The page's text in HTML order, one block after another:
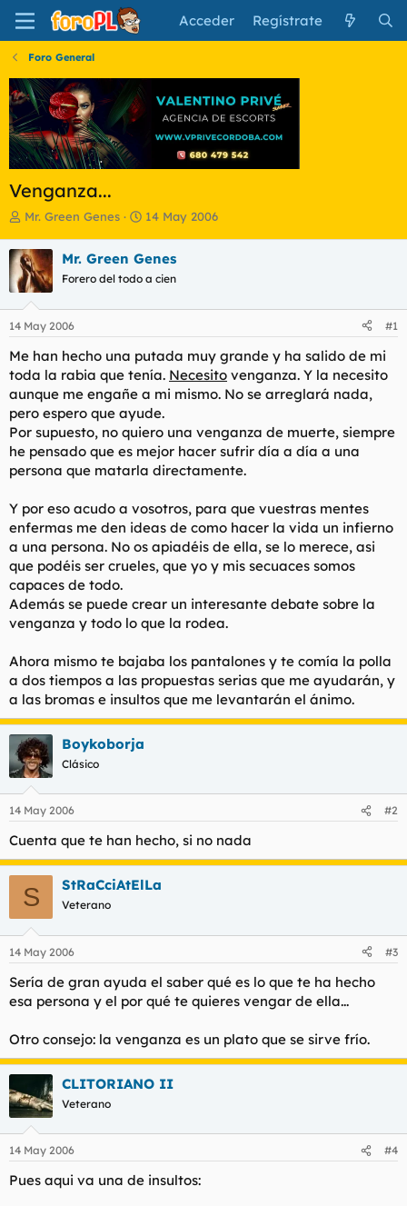
Acceder Regístrate
Foro General
Venganza...
I
i
c
i
a
d
o
d
e
l
t
e
a
Mr. Green Genes
F
h
a
e
i
c
i
o
14 May 2006
Mr. Green Genes
Forero del todo a cien
14 May 2006 #1
Me han hecho una putada muy grande y ha salido de mi
toda la rabia que tenía. Necesito venganza. Y la necesito
aunque me engañe a mi mismo. No se arreglará nada,
pero espero que ayude.
Por supuesto, no quiero una venganza de muerte, siempre
he pensado que es mejor hacer sufrir día a día a una
persona que matarla directamente.
Y por eso acudo a vosotros, para que vuestras mentes
enfermas me den ideas de como hacer la vida un infierno
a una persona. No os apiadéis de ella, se lo merece, asi
que podéis ser crueles, que yo y mis secuaces somos
capaces de todo.
Además se puede crear un interesante debate sobre la
venganza y todo lo que la rodea.
Ahora mismo te bajaba los pantalones y te comía la polla
a dos tiempos a las propuestas serias que me ayudarán, y
a las bromas e insultos que me levantarán el ánimo.
Boykoborja
Clásico
14 May 2006 #2
Cuenta que te han hecho, si no nada
S StRaCciAtElLa
Veterano
14 May 2006 #3
Sería de gran ayuda el saber qué es lo que te ha hecho
esa persona y el por qué te quieres vengar de ella...
Otro consejo: la venganza es un plato que se sirve frío.
CLITORIANO II
Veterano
14 May 2006 #4
Pues aqui va una de insultos: